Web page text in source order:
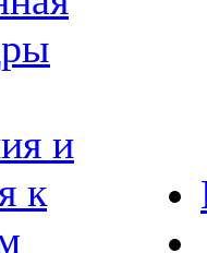
и
к